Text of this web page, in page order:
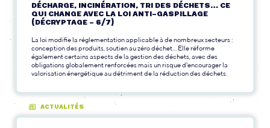
DÉCHARGE, INCINÉRATION, TRI DES DÉCHETS… CE
QUI CHANGE AVEC LA LOI ANTI-GASPILLAGE
(DÉCRYPTAGE – 6/7)
La loi modifie la réglementation applicable à de nombreux secteurs :
conception des produits, soutien au zéro déchet... Elle réforme
également certains aspects de la gestion des déchets, avec des
obligations globalement renforcées mais un risque d'encourager la
valorisation énergétique au détriment de la réduction des déchets.
ACTUALITÉS